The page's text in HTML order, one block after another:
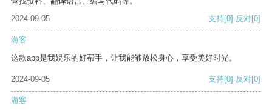
2024-09-05
支持[0] 反对[0]
游客
这款app是我娱乐的好帮手，让我能够放松身心，享受美好时光。
2024-09-05 支持[0] 反对[0]
游客